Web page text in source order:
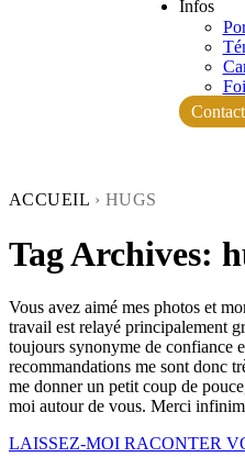
Infos
Contact
ACCUEIL › HUGS
Tag Archives:
Vous avez aimé mes photos et
travail est relayé principalement
toujours synonyme de confiance
recommandations me sont donc
me donner un petit coup de
moi autour de vous. Merci
LAISSEZ-MOI RACONTER